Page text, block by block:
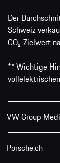
Der
Schweiz
CO₂-Zielwert
** Wichtige
VW Group
Porsche.ch